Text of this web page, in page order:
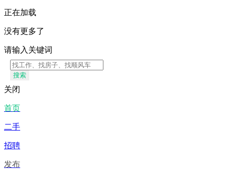
正在加载
没有更多了
请输入关键词
搜索
关闭
首页
二手
招聘
发布